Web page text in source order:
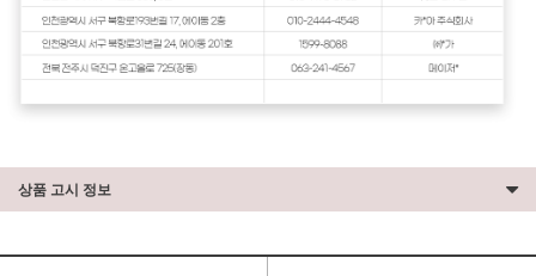
상품 고시 정보